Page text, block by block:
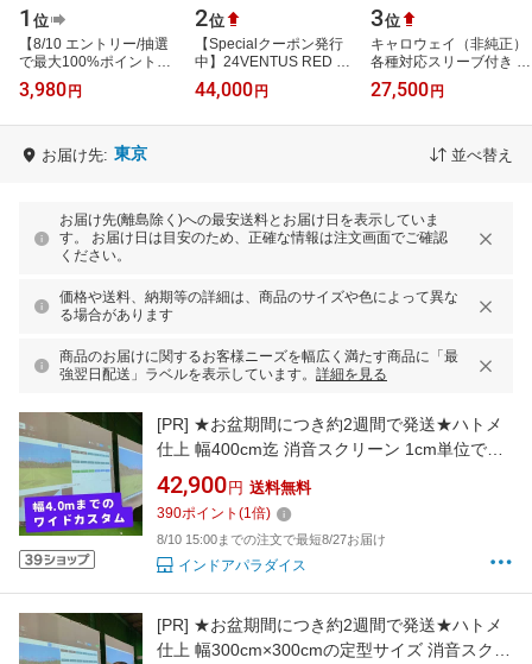
1 位
【8/10 エントリー/抽選
で最大100%ポイントバ
ック】 ZAMST ザムスト
正規品 COOL
3,980 円
2位
【Specialクーポン発行
中】24VENTUS RED 日
本仕様 ベロコア タイト
リスト スリーブ付 シャ
44,000 円
3位
キャロウェイ（非純正）
各種対応スリーブ付き グ
ラファイトデザイン ツア
ーAD GC
27,500 円
お届け先: 東京 並べ替え
お届け先(離島除く)への最安送料とお届け日を表示していま
す。 お届け日は目安のため、正確な情報は注文画面でご確認
ください。
価格や送料、納期等の詳細は、商品のサイズや色によって異な
る場合があります
商品のお届けに関するお客様ニーズを幅広く満たす商品に「最
強翌日配送」ラベルを表示しています。 詳細を見る
[PR] ★お盆期間につき約2週間で発送★ハトメ
仕上 幅400cm迄 消音スクリーン 1cm単位でカ
スタマイズ シミュレーションゴルフ用 吸音 防
音 衝撃吸収 ハイグレード特殊素材 プロジェク
ター インドアゴルフ 自宅 室内用 ハトメ仕上げ
高品質 シュミレーションゴルフ
42,900 円 送料無料
390ポイント (1倍)
8/10 15:00までの注文で最短8/27お届け
インドアパラダイス
[PR] ★お盆期間につき約2週間で発送★ハトメ
仕上 幅300cm×300cmの定型サイズ 消音スクリ